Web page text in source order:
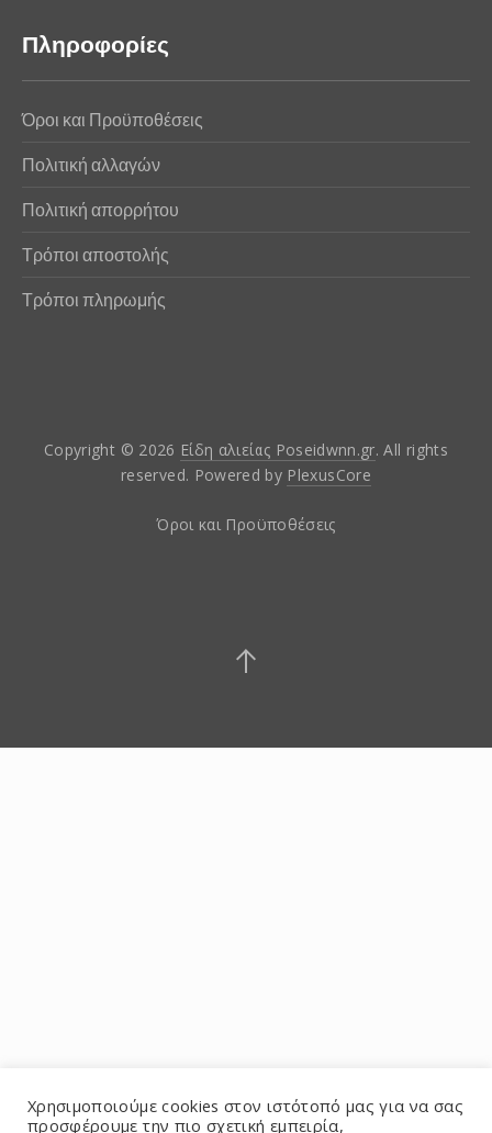
Πληροφορίες
Όροι και Προϋποθέσεις
Πολιτική αλλαγών
Πολιτική απορρήτου
Τρόποι αποστολής
Τρόποι πληρωμής
Copyright © 2026 Είδη αλιείας Poseidwnn.gr. All rights
reserved. Powered by PlexusCore
Όροι και Προϋποθέσεις
Χρησιμοποιούμε cookies στον ιστότοπό μας για να σας
προσφέρουμε την πιο σχετική εμπειρία,